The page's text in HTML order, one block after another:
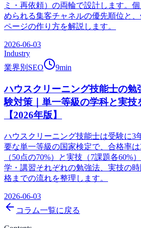
ミ・再依頼）の両輪で設計します。
められる集客チャネルの優先順位と
ページの作り方を解説します。
2026-06-03
Industry
業界別SEO
9min
ハウスクリーニング技能士の勉
験対策｜単一等級の学科と実技
【2026年版】
ハウスクリーニング技能士は受験に3
要な単一等級の国家検定で、合格率
（50点の70%）と実技（7課題各60%
学・講習それぞれの勉強法、実技の
格までの流れを整理します。
2026-06-03
コラム一覧に戻る